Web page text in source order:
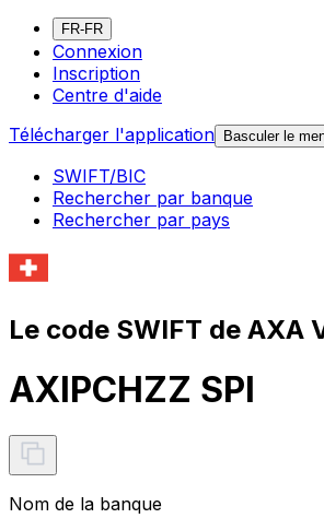
FR-FR
Connexion
Inscription
Centre d'aide
Télécharger l'application Basculer le
SWIFT/BIC
Rechercher par banque
Rechercher par pays
Le code SWIFT de AXA
AXIPCHZZ SPI
Nom de la banque